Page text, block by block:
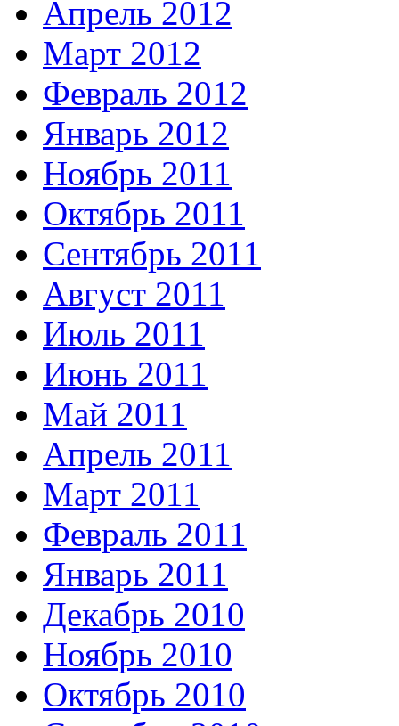
Апрель 2012
Март 2012
Февраль 2012
Январь 2012
Ноябрь 2011
Октябрь 2011
Сентябрь 2011
Август 2011
Июль 2011
Июнь 2011
Май 2011
Апрель 2011
Март 2011
Февраль 2011
Январь 2011
Декабрь 2010
Ноябрь 2010
Октябрь 2010